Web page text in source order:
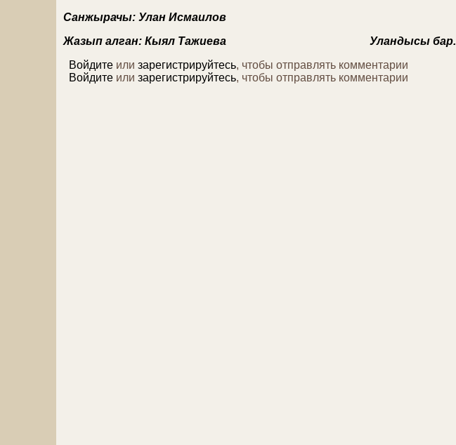
Санжырачы: Улан Исмаилов
Жазып алган: Кыял Тажиева Уландысы бар.
Войдите или зарегистрируйтесь, чтобы отправлять комментарии
Войдите или зарегистрируйтесь, чтобы отправлять комментарии